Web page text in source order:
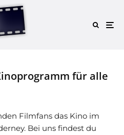
für alle
Filmfans das Kino im
Bei uns findest du